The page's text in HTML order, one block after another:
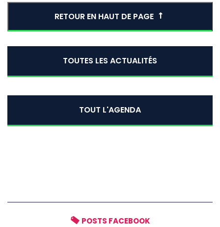
RETOUR EN HAUT DE PAGE
TOUTES LES ACTUALITÉS
TOUT L'AGENDA
POSTS FACEBOOK